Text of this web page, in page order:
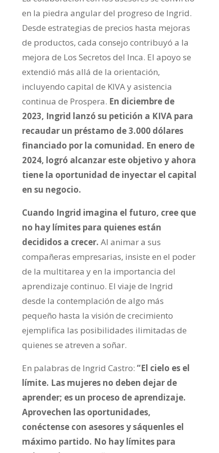
en la piedra angular del progreso de Ingrid.
Desde estrategias de precios hasta mejoras
de productos, cada consejo contribuyó a la
mejora de Los Secretos del Inca. El apoyo se
extendió más allá de la orientación,
incluyendo capital de KIVA y asistencia
continua de Prospera. En diciembre de
2023, Ingrid lanzó su petición a KIVA para
recaudar un préstamo de 3.000 dólares
financiado por la comunidad. En enero de
2024, logró alcanzar este objetivo y ahora
tiene la oportunidad de inyectar el capital
en su negocio.
Cuando Ingrid imagina el futuro, cree que
no hay límites para quienes están
decididos a crecer. Al animar a sus
compañeras empresarias, insiste en el poder
de la multitarea y en la importancia del
aprendizaje continuo. El viaje de Ingrid
desde la contemplación de algo más
pequeño hasta la visión de crecimiento
ejemplifica las posibilidades ilimitadas de
quienes se atreven a soñar.
En palabras de Ingrid Castro: “El cielo es el
límite. Las mujeres no deben dejar de
aprender; es un proceso de aprendizaje.
Aprovechen las oportunidades,
conéctense con asesores y sáquenles el
máximo partido. No hay límites para